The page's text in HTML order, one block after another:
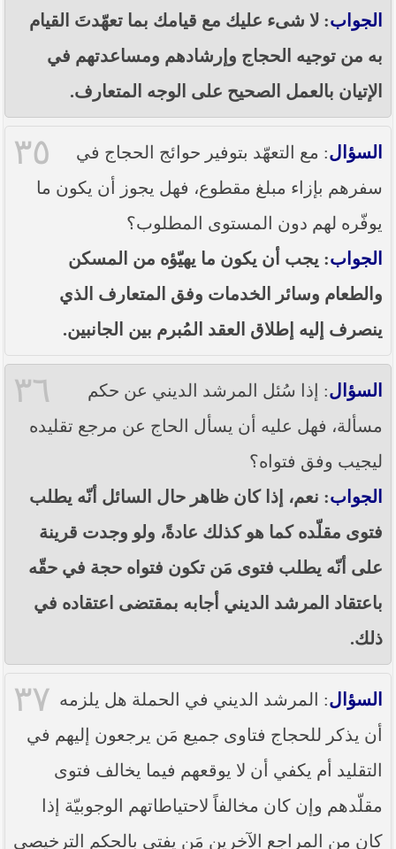
الجواب: لا شىء عليك مع قيامك بما تعهّدتَ القيام
به من توجيه الحجاج وإرشادهم ومساعدتهم في
الإتيان بالعمل الصحيح على الوجه المتعارف.
٣٥ السؤال: مع التعهّد بتوفير حوائج الحجاج في
سفرهم بإزاء مبلغ مقطوع، فهل يجوز أن يكون ما
يوفّره لهم دون المستوى المطلوب؟
الجواب: يجب أن يكون ما يهيّؤه من المسكن
والطعام وسائر الخدمات وفق المتعارف الذي
ينصرف إليه إطلاق العقد المُبرم بين الجانبين.
٣٦ السؤال: إذا سُئل المرشد الديني عن حكم
مسألة، فهل عليه أن يسأل الحاج عن مرجع تقليده
ليجيب وفق فتواه؟
الجواب: نعم، إذا كان ظاهر حال السائل أنّه يطلب
فتوى مقلّده كما هو كذلك عادةً، ولو وجدت قرينة
على أنّه يطلب فتوى مَن تكون فتواه حجة في حقّه
باعتقاد المرشد الديني أجابه بمقتضى اعتقاده في
ذلك.
٣٧ السؤال: المرشد الديني في الحملة هل يلزمه
أن يذكر للحجاج فتاوى جميع مَن يرجعون إليهم في
التقليد أم يكفي أن لا يوقعهم فيما يخالف فتوى
مقلّدهم وإن كان مخالفاً لاحتياطاتهم الوجوبيّة إذا
كان من المراجع الآخرين مَن يفتي بالحكم الترخيصي